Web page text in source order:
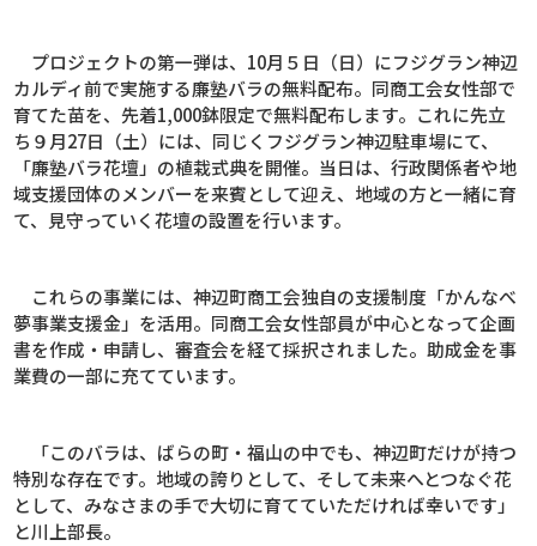
プロジェクトの第一弾は、 10月５日（日）にフジグラン神辺
カルディ前で実施する廉塾バラの無料配布。同商工会女性部で
育てた苗を、先着1,000鉢限定で無料配布します。これに先立
ち９月27日（土）には、同じくフジグラン神辺駐車場にて、
「廉塾バラ花壇」の植栽式典を開催。当日は、行政関係者や地
域支援団体のメンバーを来賓として迎え、地域の方と一緒に育
て、見守っていく花壇の設置を行います。
これらの事業には、神辺町商工会独自の支援制度「かんなべ
夢事業支援金」を活用。同商工会女性部員が中心となって企画
書を作成・申請し、審査会を経て採択されました。助成金を事
業費の一部に充てています。
「このバラは、ばらの町・福山の中でも、神辺町だけが持つ
特別な存在です。地域の誇りとして、そして未来へとつなぐ花
として、みなさまの手で大切に育てていただければ幸いです」
と川上部長。